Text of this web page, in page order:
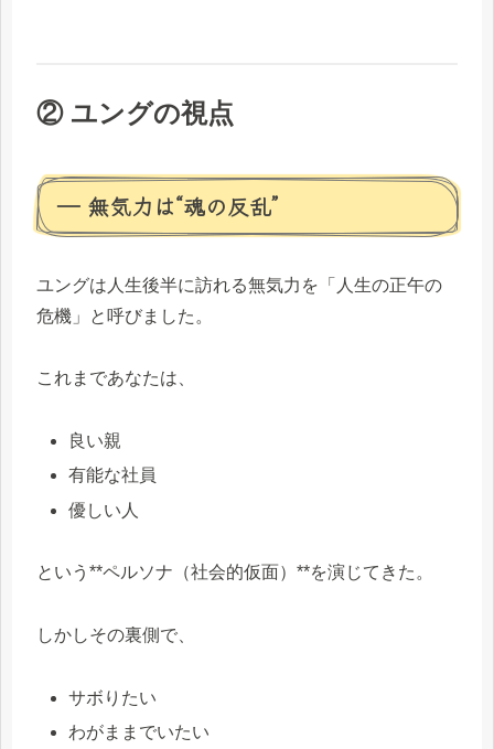
② ユングの視点
― 無気力は“魂の反乱”
ユングは人生後半に訪れる無気力を「人生の正午の
危機」と呼びました。
これまであなたは、
良い親
有能な社員
優しい人
という**ペルソナ（社会的仮面）**を演じてきた。
しかしその裏側で、
サボりたい
わがままでいたい